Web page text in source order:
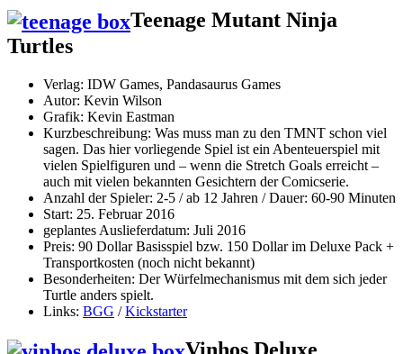
Teenage Mutant Ninja
Turtles
Verlag: IDW Games, Pandasaurus Games
Autor: Kevin Wilson
Grafik: Kevin Eastman
Kurzbeschreibung: Was muss man zu den TMNT schon viel
sagen. Das hier vorliegende Spiel ist ein Abenteuerspiel mit
vielen Spielfiguren und – wenn die Stretch Goals erreicht –
auch mit vielen bekannten Gesichtern der Comicserie.
Anzahl der Spieler: 2-5 / ab 12 Jahren / Dauer: 60-90 Minuten
Start: 25. Februar 2016
geplantes Auslieferdatum: Juli 2016
Preis: 90 Dollar Basisspiel bzw. 150 Dollar im Deluxe Pack +
Transportkosten (noch nicht bekannt)
Besonderheiten: Der Würfelmechanismus mit dem sich jeder
Turtle anders spielt.
Links: BGG /Kickstarter